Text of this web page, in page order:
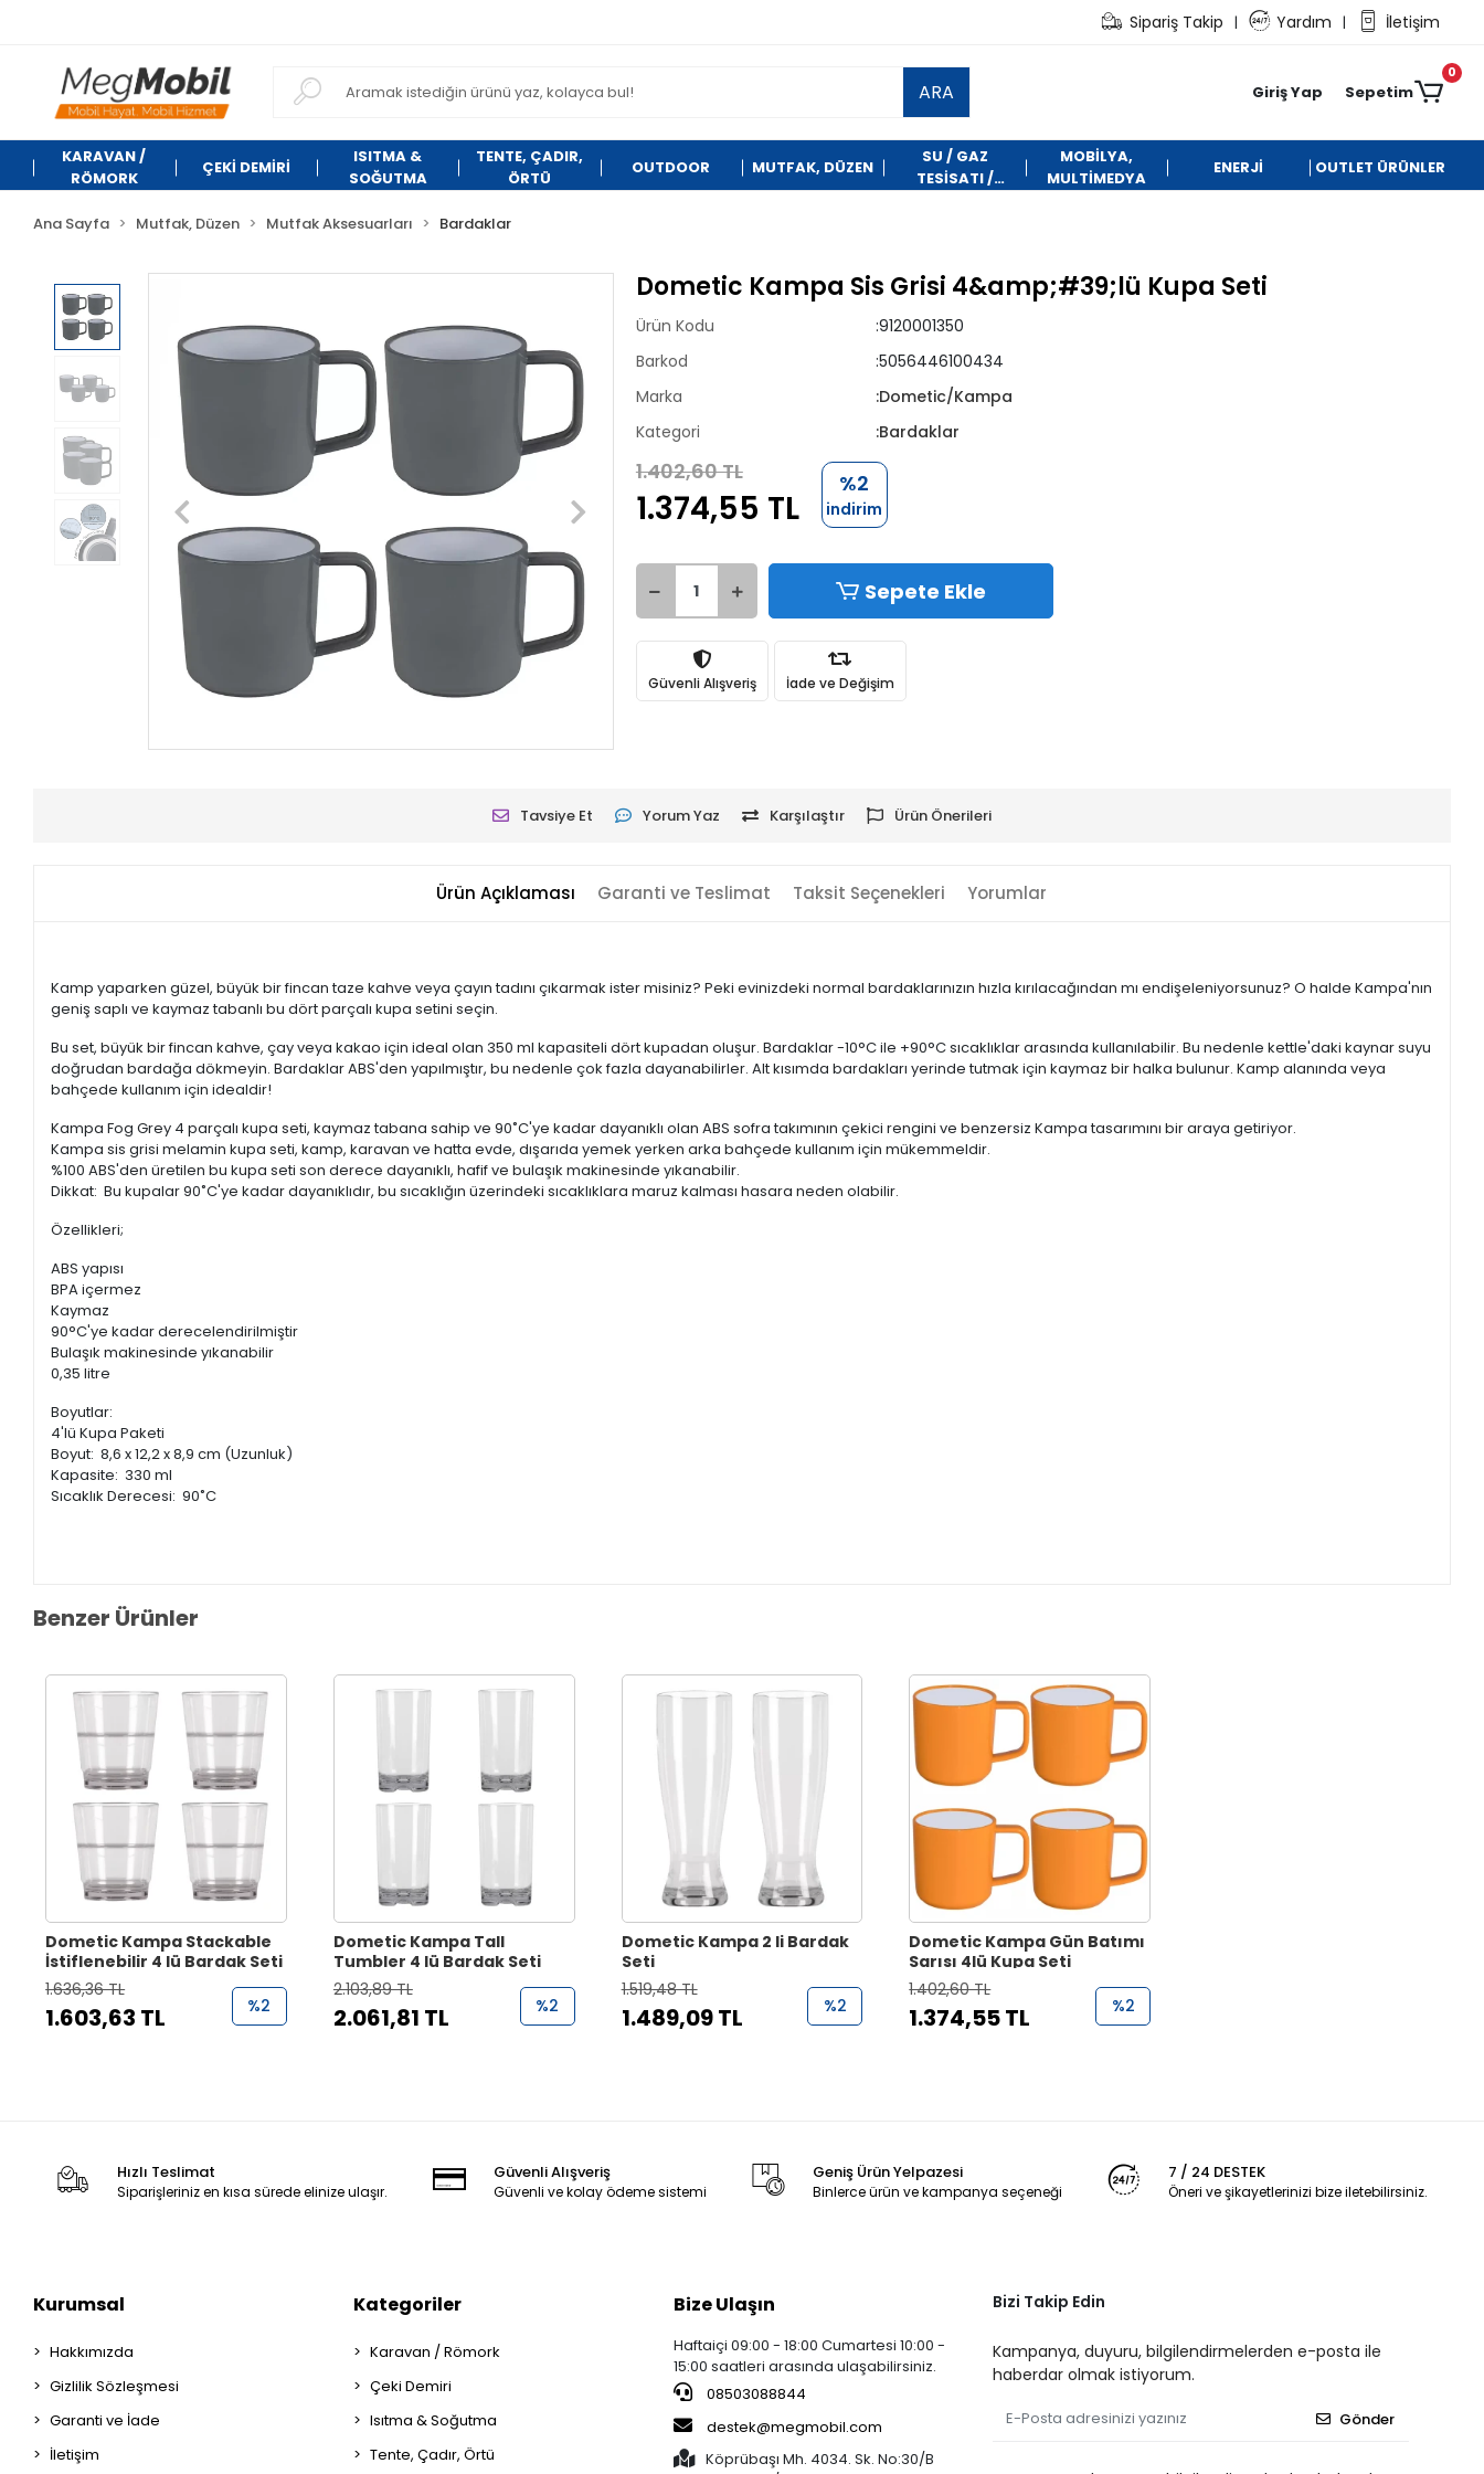
Sipariş Takip | Yardım | İletişim
ARA Giriş Yap Sepetim
0
KARAVAN /
RÖMORK
ÇEKİ DEMİRİ
ISITMA &
SOĞUTMA
TENTE, ÇADIR,
ÖRTÜ
OUTDOOR MUTFAK, DÜZEN
SU / GAZ
TESİSATI /
MOBİLYA,
MULTİMEDYA
ENERJİ OUTLET ÜRÜNLER
Ana Sayfa Mutfak, Düzen Mutfak Aksesuarları Bardaklar
Dometic Kampa Sis Grisi 4&amp;#39;lü Kupa Seti
Ürün Kodu
:9120001350
Barkod
:5056446100434
Marka
:Dometic/Kampa
Kategori
:Bardaklar
1.402,60 TL
1.374,55 TL
%2
indirim
Sepete Ekle
Güvenli Alışveriş İade ve Değişim
Tavsiye Et Yorum Yaz Karşılaştır Ürün Önerileri
Ürün Açıklaması Garanti ve Teslimat Taksit Seçenekleri Yorumlar
Kamp yaparken güzel, büyük bir fincan taze kahve veya çayın tadını çıkarmak ister misiniz? Peki evinizdeki normal bardaklarınızın hızla kırılacağından mı endişeleniyorsunuz? O halde Kampa'nın
geniş saplı ve kaymaz tabanlı bu dört parçalı kupa setini seçin.
Bu set, büyük bir fincan kahve, çay veya kakao için ideal olan 350 ml kapasiteli dört kupadan oluşur. Bardaklar -10°C ile +90°C sıcaklıklar arasında kullanılabilir. Bu nedenle kettle'daki kaynar suyu
doğrudan bardağa dökmeyin. Bardaklar ABS'den yapılmıştır, bu nedenle çok fazla dayanabilirler. Alt kısımda bardakları yerinde tutmak için kaymaz bir halka bulunur. Kamp alanında veya
bahçede kullanım için idealdir!
Kampa Fog Grey 4 parçalı kupa seti, kaymaz tabana sahip ve 90˚C'ye kadar dayanıklı olan ABS sofra takımının çekici rengini ve benzersiz Kampa tasarımını bir araya getiriyor.
Kampa sis grisi melamin kupa seti, kamp, ​​karavan ve hatta evde, dışarıda yemek yerken arka bahçede kullanım için mükemmeldir.
%100 ABS'den üretilen bu kupa seti son derece dayanıklı, hafif ve bulaşık makinesinde yıkanabilir.
Dikkat: Bu kupalar 90˚C'ye kadar dayanıklıdır, bu sıcaklığın üzerindeki sıcaklıklara maruz kalması hasara neden olabilir.
Özellikleri;
ABS yapısı
BPA içermez
Kaymaz
90°C'ye kadar derecelendirilmiştir
Bulaşık makinesinde yıkanabilir
0,35 litre
Boyutlar:
4'lü Kupa Paketi
Boyut: 8,6 x 12,2 x 8,9 cm (Uzunluk)
Kapasite: 330 ml
Sıcaklık Derecesi: 90˚C
Benzer Ürünler
Dometic Kampa Stackable
İstiflenebilir 4 lü Bardak Seti
1.636,36 TL
1.603,63 TL %2
Dometic Kampa Tall
Tumbler 4 lü Bardak Seti
2.103,89 TL
2.061,81 TL %2
Dometic Kampa 2 li Bardak
Seti
1.519,48 TL
1.489,09 TL %2
Dometic Kampa Gün Batımı
Sarısı 4lü Kupa Seti
1.402,60 TL
1.374,55 TL %2
Hızlı Teslimat
Siparişleriniz en kısa sürede elinize ulaşır.
Güvenli Alışveriş
Güvenli ve kolay ödeme sistemi
Geniş Ürün Yelpazesi
Binlerce ürün ve kampanya seçeneği
7 / 24 DESTEK
Öneri ve şikayetlerinizi bize iletebilirsiniz.
Kurumsal
Hakkımızda
Gizlilik Sözleşmesi
Garanti ve İade
İletişim
Kategoriler
Karavan / Römork
Çeki Demiri
Isıtma & Soğutma
Tente, Çadır, Örtü
Bize Ulaşın
Haftaiçi 09:00 - 18:00 Cumartesi 10:00 -
15:00 saatleri arasında ulaşabilirsiniz.
08503088844
destek@megmobil.com
Köprübaşı Mh. 4034. Sk. No:30/B
Bizi Takip Edin
Kampanya, duyuru, bilgilendirmelerden e-posta ile
haberdar olmak istiyorum.
Gönder